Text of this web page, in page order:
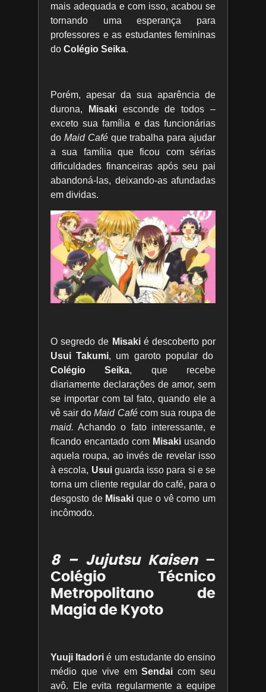
mais adequada e com isso, acabou se
tornando uma esperança para
professores e as estudantes femininas
do Colégio Seika.
Porém, apesar da sua aparência de
durona,
Misakiesconde de todos –
exceto sua família e das funcionárias
do Maid Café que trabalha para ajudar
a sua família que ficou com sérias
dificuldades financeiras após seu pai
abandoná-las, deixando-as afundadas
em dividas.
O segredo de Misakié descoberto por
Usui Takumi, um garoto popular do
Colégio Seika, que recebe
diariamente declarações de amor, sem
se importar com tal fato, quando ele a
vê sair doMaid Cafécom sua roupa de
maid. Achando o fato interessante, e
ficando encantado com Misaki usando
aquela roupa, ao invés de revelar isso
à escola, Usuiguarda isso para si e se
torna um cliente regular do café, para o
desgosto de Misaki que o vê como um
incômodo.
8 – Jujutsu Kaisen–
Colégio Técnico
Metropolitano de
Magia de Kyoto
Yuuji Itadori é um estudante do ensino
médio que vive emSendai com seu
avô. Ele evita regularmente a equipe